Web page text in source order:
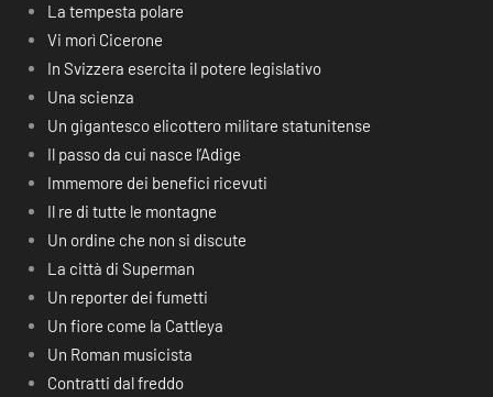
La tempesta polare
Vi morì Cicerone
In Svizzera esercita il potere legislativo
Una scienza
Un gigantesco elicottero militare statunitense
Il passo da cui nasce l’Adige
Immemore dei benefici ricevuti
Il re di tutte le montagne
Un ordine che non si discute
La città di Superman
Un reporter dei fumetti
Un fiore come la Cattleya
Un Roman musicista
Contratti dal freddo